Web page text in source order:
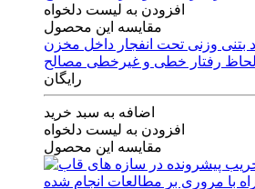
افزودن به لیست دلخواه
مقایسه این محصول
بتنی وزنی تحت انفجار داخل مخزن
لحاظ رفتار خطی و غیرخطی مصالح
رایگان
اضافه به سبد خرید
افزودن به لیست دلخواه
مقایسه این محصول